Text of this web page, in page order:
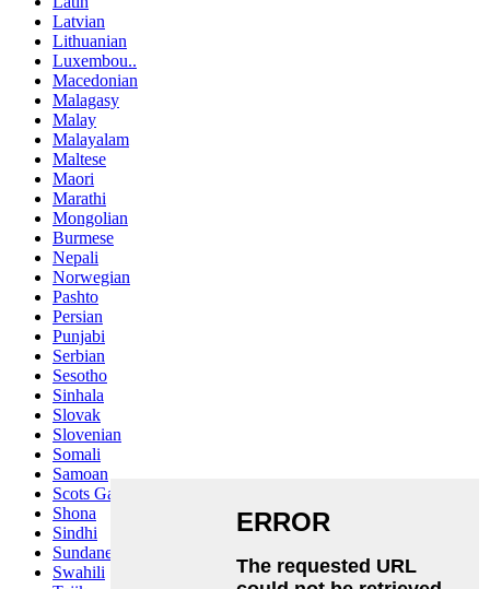
Latvian
Lithuanian
Luxembou..
Macedonian
Malagasy
Malay
Malayalam
Maltese
Maori
Marathi
Mongolian
Burmese
Nepali
Norwegian
Pashto
Persian
Punjabi
Serbian
Sesotho
Sinhala
Slovak
Slovenian
Somali
Samoan
Scots Gaelic
Shona
Sindhi
Sundanese
Swahili